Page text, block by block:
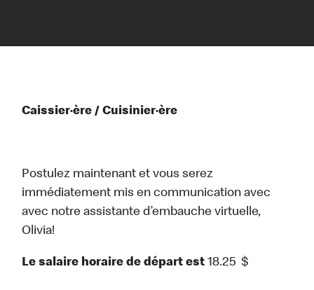
Caissier·ère / Cuisinier·ère
Postulez maintenant et vous serez
immédiatement mis en communication avec
avec notre assistante d’embauche virtuelle,
Olivia!
Le salaire horaire de départ est 18.25 $